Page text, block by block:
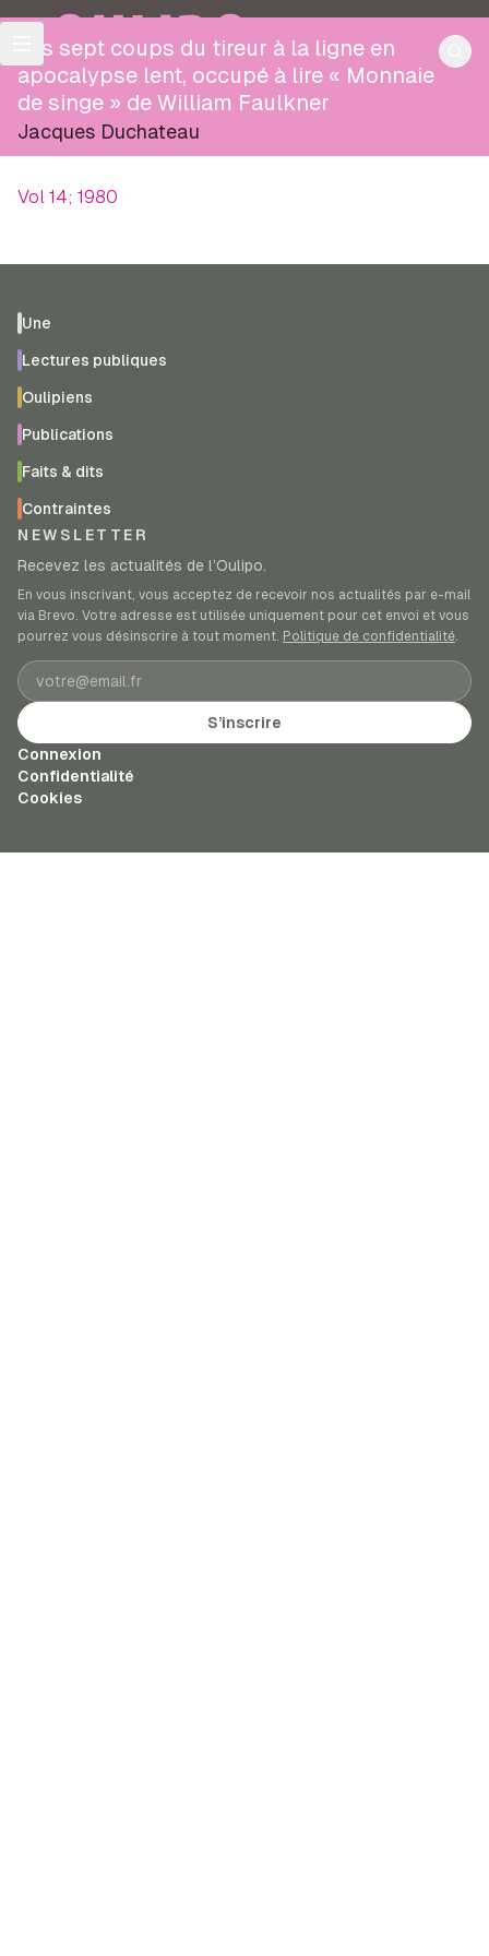
OULIPO
Les sept coups du tireur à la ligne en
apocalypse lent, occupé à lire « Monnaie
de singe » de William Faulkner
Jacques Duchateau
Vol 14; 1980
Une
Lectures publiques
Oulipiens
Publications
Faits & dits
Contraintes
NEWSLETTER
Recevez les actualités de l’Oulipo.
En vous inscrivant, vous acceptez de recevoir nos actualités par e-mail
via Brevo. Votre adresse est utilisée uniquement pour cet envoi et vous
pourrez vous désinscrire à tout moment. Politique de confidentialité.
Adresse e-mail
S’inscrire
Connexion
Confidentialité
Cookies